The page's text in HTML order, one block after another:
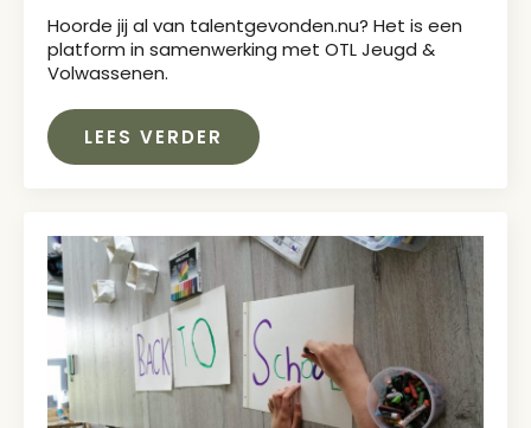
Hoorde jij al van talentgevonden.nu? Het is een
platform in samenwerking met OTL Jeugd &
Volwassenen.
LEES VERDER